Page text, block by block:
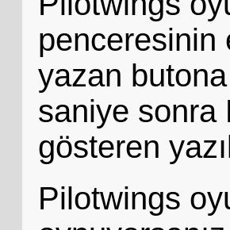
penceresinin
yazan butona
saniye sonra
gösteren
Pilotwings